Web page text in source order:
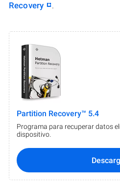
Recovery
.
Partition Recovery™ 5.4
Programa para recuperar datos
dispositivo.